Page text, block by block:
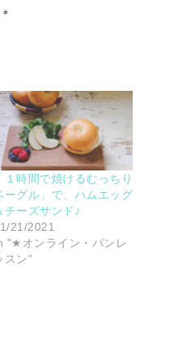
「１時間で焼けるむっちり
ーグル」で、ハムエッグ
チーズサンド♪
21/2021
"★オンライン・パンレ
スン"